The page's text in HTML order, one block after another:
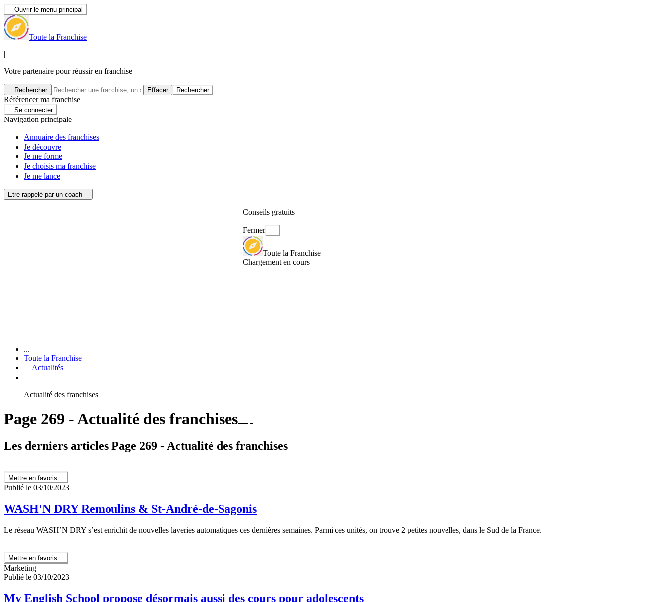
Ouvrir le menu principal
Toute la Franchise
|
Votre partenaire pour réussir en franchise
Rechercher Effacer Rechercher
Référencer ma franchise
Se connecter
Navigation principale
Annuaire des franchises
Je découvre
Je me forme
Je choisis ma franchise
Je me lance
Etre rappelé par un coach
Conseils gratuits
Fermer
Toute la Franchise
Chargement en cours
...
Toute la Franchise
Actualités
Actualité des franchises
Page 269 - Actualité des franchises
Les derniers articles Page 269 - Actualité des franchises
Mettre en favoris
Publié le 03/10/2023
WASH'N DRY Remoulins & St-André-de-Sagonis
Le réseau WASH’N DRY s’est enrichit de nouvelles laveries automatiques ces dernières semaines. Parmi ces unités, on trouve 2 petites nouvelles, dans le Sud de la France.
Mettre en favoris
Marketing
Publié le 03/10/2023
My English School propose désormais aussi des cours pour adolescents